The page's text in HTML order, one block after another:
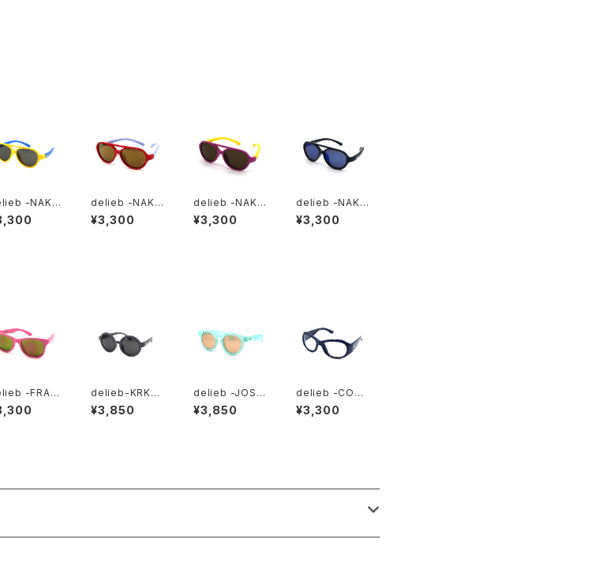
-NAKU
YellowBlu
B
delieb -NAKU
RU Redmint/G
oldmirror- B
¥3,300
delieb -NAKU
RU PurpleYell
ow/Brown- B
¥3,300
delieb -NAKU
RU Navy/Blue
mirror- BABY
¥3,300
-FRAS
Pink/Pinkm
KIDSsi
delieb-KRKA
Black/Smoke
- KIDSsize
¥3,850
delieb -JOSH
UA EmeraldGr
een/LightBro
¥3,850
delieb -COM
OE Navy/Light
smoke- BAB
¥3,300